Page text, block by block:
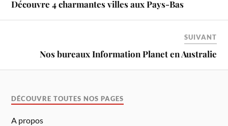
Découvre 4 charmantes villes aux Pays-Bas
SUIVANT
Nos bureaux Information Planet en Australie
DÉCOUVRE TOUTES NOS PAGES
A propos